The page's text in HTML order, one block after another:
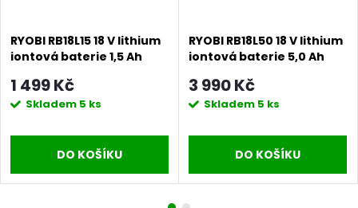
RYOBI RB18L15 18 V lithium
iontová baterie 1,5 Ah
1 499 Kč
Skladem 5 ks
DO KOŠÍKU
RYOBI RB18L50 18 V lithium
iontová baterie 5,0 Ah
3 990 Kč
Skladem 5 ks
DO KOŠÍKU